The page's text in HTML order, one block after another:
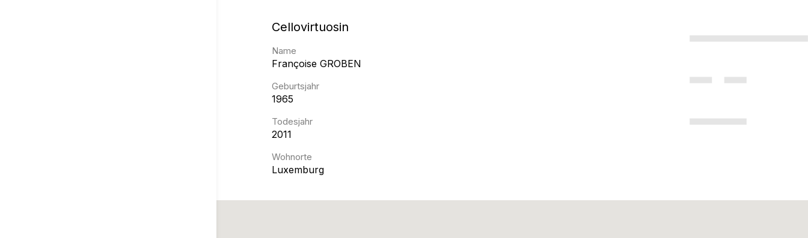
Cellovirtuosin
Name
Françoise GROBEN
Geburtsjahr
1965
Todesjahr
2011
Wohnorte
Luxemburg